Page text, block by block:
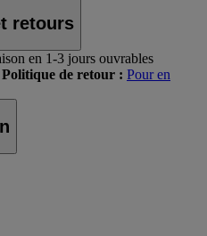
retours
en 1-3 jours ouvrables
Politique de retour : Pour en